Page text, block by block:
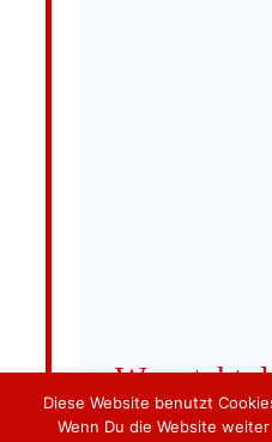
Was steht
Diese Website benutzt
Wenn Du die Website